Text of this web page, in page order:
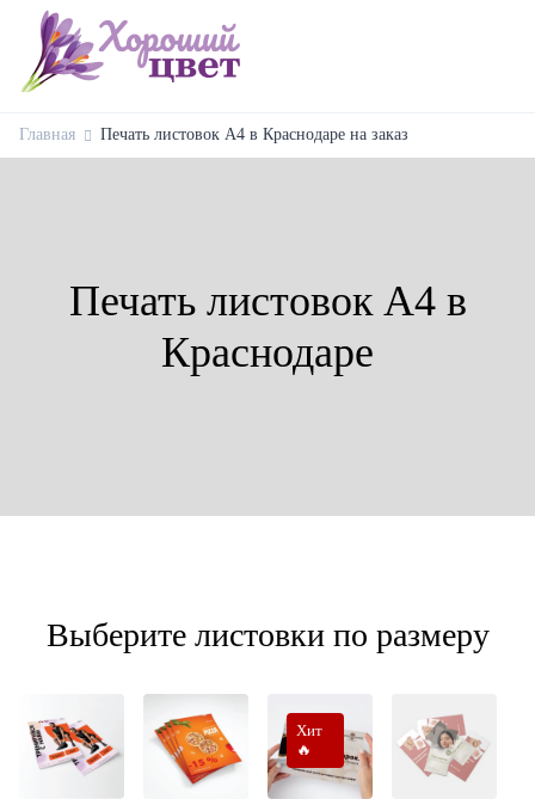
Главная Печать листовок А4 в Краснодаре на заказ
Печать листовок А4 в
Краснодаре
Выберите листовки по размеру
Хит
🔥